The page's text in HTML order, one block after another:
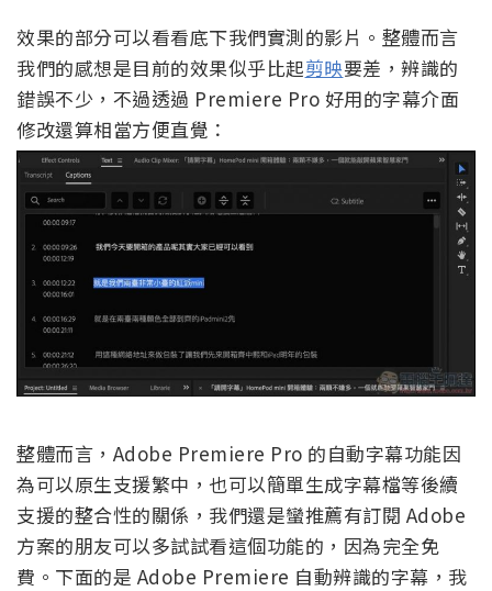
效果的部分可以看看底下我們實測的影片。整體而言
我們的感想是目前的效果似乎比起剪映要差，辨識的
錯誤不少，不過透過 Premiere Pro 好用的字幕介面
修改還算相當方便直覺：
整體而言，Adobe Premiere Pro 的自動字幕功能因
為可以原生支援繁中，也可以簡單生成字幕檔等後續
支援的整合性的關係，我們還是蠻推薦有訂閱 Adobe
方案的朋友可以多試試看這個功能的，因為完全免
費。下面的是 Adobe Premiere 自動辨識的字幕，我